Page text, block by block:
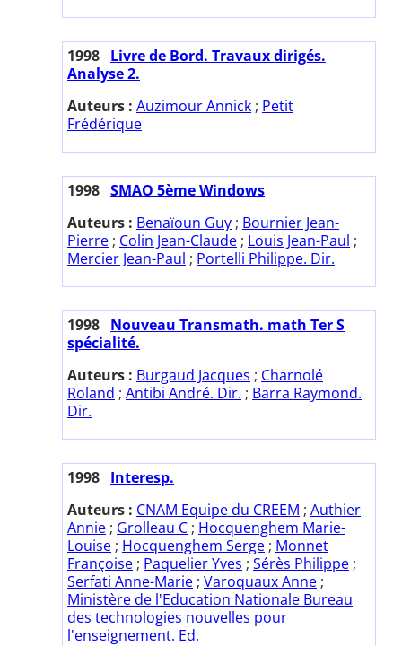
1998 Livre de Bord. Travaux dirigés.
Analyse 2.
Auteurs : Auzimour Annick ; Petit
Frédérique
1998 SMAO 5ème Windows
Auteurs : Benaïoun Guy ; Bournier Jean-
Pierre ; Colin Jean-Claude ; Louis Jean-Paul ;
Mercier Jean-Paul ; Portelli Philippe. Dir.
1998 Nouveau Transmath. math Ter S
spécialité.
Auteurs : Burgaud Jacques ; Charnolé
Roland ; Antibi André. Dir. ; Barra Raymond.
Dir.
1998 Interesp.
Auteurs : CNAM Equipe du CREEM ; Authier
Annie ; Grolleau C ; Hocquenghem Marie-
Louise ; Hocquenghem Serge ; Monnet
Françoise ; Paquelier Yves ; Sérès Philippe ;
Serfati Anne-Marie ; Varoquaux Anne ;
Ministère de l'Education Nationale Bureau
des technologies nouvelles pour
l'enseignement. Ed.